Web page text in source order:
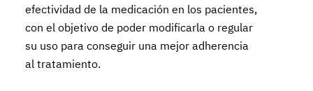
efectividad de la medicación en los pacientes,
con el objetivo de poder modificarla o regular
su uso para conseguir una mejor adherencia
al tratamiento.